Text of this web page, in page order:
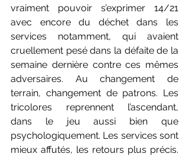
vraiment pouvoir s’exprimer 14/21
avec encore du déchet dans les
services notamment, qui avaient
cruellement pesé dans la défaite de la
semaine dernière contre ces mêmes
adversaires. Au changement de
terrain, changement de patrons. Les
tricolores reprennent l’ascendant,
dans le jeu aussi bien que
psychologiquement. Les services sont
mieux affutés, les retours plus précis.